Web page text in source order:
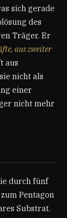
sich gerade
des
Träger. Er
aus zweiter
aus
nicht als
einer
nicht mehr
durch fünf
Pentagon
Substrat.